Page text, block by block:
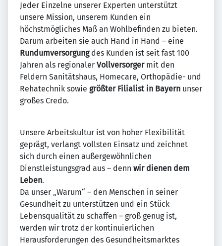
Jeder Einzelne unserer Experten unterstützt
unsere Mission, unserem Kunden ein
höchstmögliches Maß an Wohlbefinden zu bieten.
Darum arbeiten sie auch Hand in Hand – eine
Rundumversorgungdes Kunden ist seit fast 100
Jahren als regionaler Vollversorgermit den
Feldern Sanitätshaus, Homecare, Orthopädie- und
Rehatechnik sowie größter Filialist in Bayern unser
großes Credo.
Unsere Arbeitskultur ist von hoher Flexibilität
geprägt, verlangt vollsten Einsatz und zeichnet
sich durch einen außergewöhnlichen
Dienstleistungsgrad aus – denn wir dienen dem
Leben.
Da unser „Warum“ – den Menschen in seiner
Gesundheit zu unterstützen und ein Stück
Lebensqualität zu schaffen – groß genug ist,
werden wir trotz der kontinuierlichen
Herausforderungen des Gesundheitsmarktes